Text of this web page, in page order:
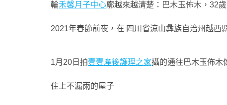
輪禾馨月子中心廓越來越清楚：巴木玉佈木，32歲
2021年春節前夜，在 四川省涼山彝族自治州越西
1月20日拍壹壹產後護理之家攝的通往巴木玉佈木
住上不漏雨的屋子